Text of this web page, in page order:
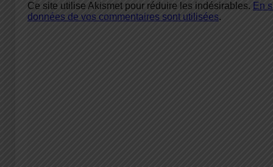
Ce site utilise Akismet pour réduire les indésirables. En
données de vos commentaires sont utilisées.